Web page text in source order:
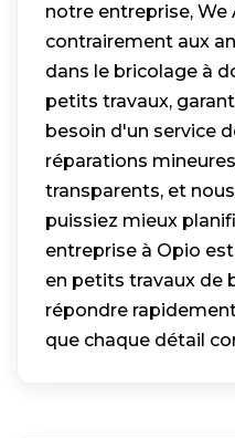
notre entreprise,
contrairement aux
dans le bricolage à
petits travaux,
besoin d'un service
réparations
transparents, et
puissiez mieux
entreprise à Opio
en petits travaux de
répondre
que chaque détail